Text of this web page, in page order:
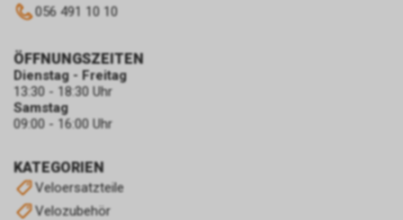
056 491 10 10
KATEGORIEN
Veloersatzteile
Velozubehör
ÖFFNUNGSZEITEN
Dienstag - Freitag
13:30 - 18:30 Uhr
Samstag
09:00 - 16:00 Uhr